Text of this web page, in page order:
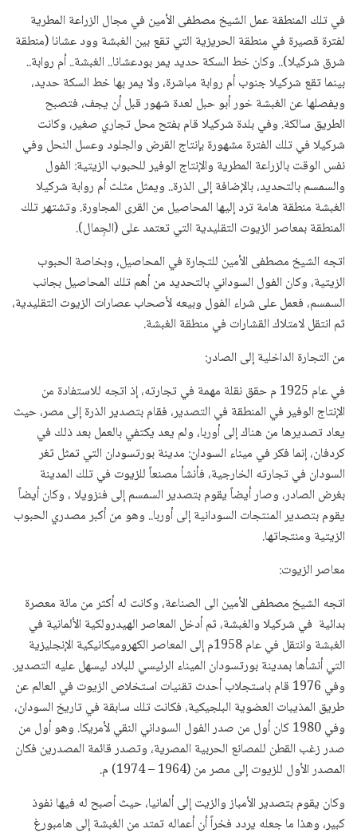
في تلك المنطقة عمل الشيخ مصطفى الأمين في مجال الزراعة المطرية
لفترة قصيرة في منطقة الحريزية التي تقع بين الغبشة وود عشانا (منطقة
شرق شركيلا).. وكان خط السكة حديد يمر بودعشانا.. الغبشة.. أم روابة..
بينما تقع شركيلا جنوب أم روابة مباشرة، ولا يمر بها خط السكة حديد،
ويفصلها عن الغبشة خور أبو حبل لعدة شهور قبل أن يجف، فتصبح
الطريق سالكة. وفي بلدة شركيلا قام بفتح محل تجاري صغير، وكانت
شركيلا في تلك الفترة مشهورة بإنتاج القرض والجلود وعسل النحل وفي
نفس الوقت بالزراعة المطرية والإنتاج الوفير للحبوب الزيتية: الفول
والسمسم بالتحديد، بالإضافة إلى الذرة.. ويمثل مثلث أم روابة شركيلا
الغبشة منطقة هامة ترد إليها المحاصيل من القرى المجاورة. وتشتهر تلك
المنطقة بمعاصر الزيوت التقليدية التي تعتمد على (الجِمال).
اتجه الشيخ مصطفى الأمين للتجارة في المحاصيل، وبخاصة الحبوب
الزيتية، وكان الفول السوداني بالتحديد من أهم تلك المحاصيل بجانب
السمسم، فعمل على شراء الفول وبيعه لأصحاب عصارات الزيوت التقليدية،
ثم انتقل لامتلاك القشارات في منطقة الغبشة.
من التجارة الداخلية إلى الصادر:
في عام 1925 م حقق نقلة مهمة في تجارته، إذ اتجه للاستفادة من
الإنتاج الوفير في المنطقة في التصدير، فقام بتصدير الذرة إلى مصر، حيث
يعاد تصديرها من هناك إلى أوربا، ولم يعد يكتفي بالعمل بعد ذلك في
كردفان، إنما فكر في ميناء السودان: مدينة بورتسودان التي تمثل ثغر
السودان في تجارته الخارجية، فأنشأ مصنعاً للزيوت في تلك المدينة
بغرض الصادر، وصار أيضاً يقوم بتصدير السمسم إلى فنزويلا ، وكان أيضاً
يقوم بتصدير المنتجات السودانية إلى أوربا.. وهو من أكبر مصدري الحبوب
الزيتية ومنتجاتها.
معاصر الزيوت:
اتجه الشيخ مصطفى الأمين الى الصناعة، وكانت له أكثر من مائة معصرة
بدائية في شركيلا والغبشة، ثم أدخل المعاصر الهيدرولكية الألمانية في
الغبشة وانتقل في عام 1958م إلى المعاصر الكهروميكانيكية الإنجليزية
التي أنشأها بمدينة بورتسودان الميناء الرئيسي للبلاد ليسهل عليه التصدير.
وفي 1976 قام باستجلاب أحدث تقنيات استخلاص الزيوت في العالم عن
طريق المذيبات العضوية البلجيكية، فكانت تلك سابقة في تاريخ السودان،
وفي 1980 كان أول من صدر الفول السوداني النقي لأمريكا. وهو أول من
صدر زغب القطن للمصانع الحربية المصرية، وتصدر قائمة المصدرين فكان
المصدر الأول للزيوت إلى مصر من (1964 – 1974) م.
وكان يقوم بتصدير الأمباز والزيت إلى ألمانيا، حيث أصبح له فيها نفوذ
كبير، وهذا ما جعله يردد فخراً أن أعماله تمتد من الغبشة إلى هامبورغ